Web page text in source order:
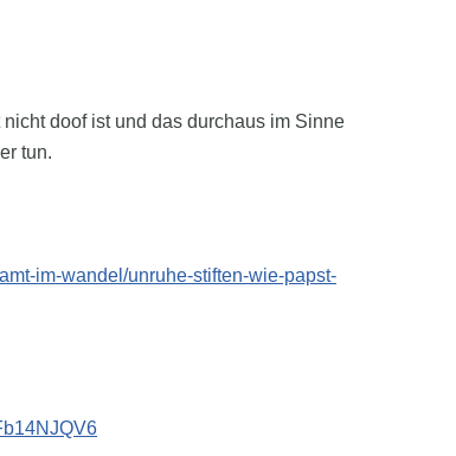
doof ist und das durchaus im Sinne
tun.
im-wandel/unruhe-stiften-wie-papst-